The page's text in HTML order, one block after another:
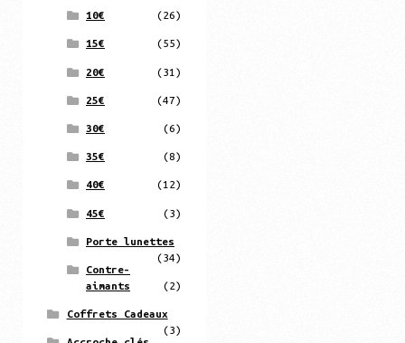
10€ (26)
15€ (55)
20€ (31)
25€ (47)
30€ (6)
35€ (8)
40€ (12)
45€ (3)
Porte lunettes
(34)
Contre-
aimants
(2)
Coffrets Cadeaux
(3)